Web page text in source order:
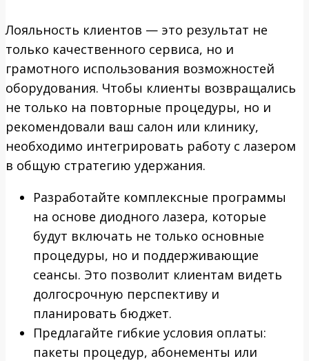
Лояльность клиентов — это результат не
только качественного сервиса, но и
грамотного использования возможностей
оборудования. Чтобы клиенты возвращались
не только на повторные процедуры, но и
рекомендовали ваш салон или клинику,
необходимо интегрировать работу с лазером
в общую стратегию удержания.
Разработайте комплексные программы
на основе диодного лазера, которые
будут включать не только основные
процедуры, но и поддерживающие
сеансы. Это позволит клиентам видеть
долгосрочную перспективу и
планировать бюджет.
Предлагайте гибкие условия оплаты:
пакеты процедур, абонементы или